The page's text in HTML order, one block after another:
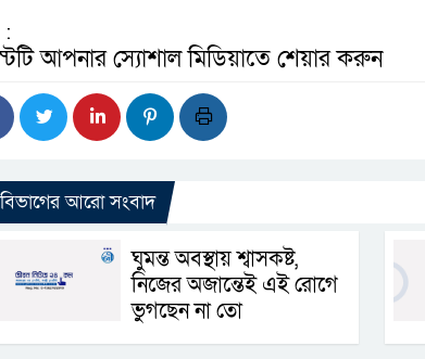
:
আপনার স্যোশাল মিডিয়াতে শেয়ার করুন
আরো সংবাদ
ঘুমন্ত অবস্থায় শ্বাসকষ্ট,
নিজের অজান্তেই এই রোগে
ভুগছেন না তো